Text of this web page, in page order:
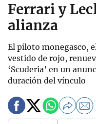
Ferrari y
alianza
El piloto monegasco,
vestido de rojo,
‘Scuderia’ en un
duración del vínculo